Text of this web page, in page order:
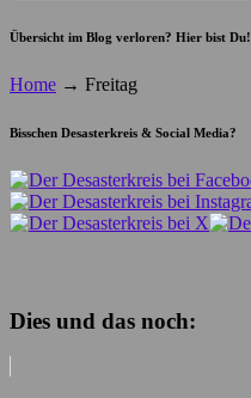
Übersicht im Blog verloren? Hier bist Du!
Home → Freitag
Bisschen Desasterkreis & Social Media?
Dies und das noch: